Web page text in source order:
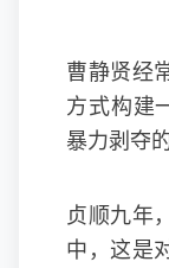
曹静贤经
方式构建
暴力剥夺
贞顺九年
中，这是